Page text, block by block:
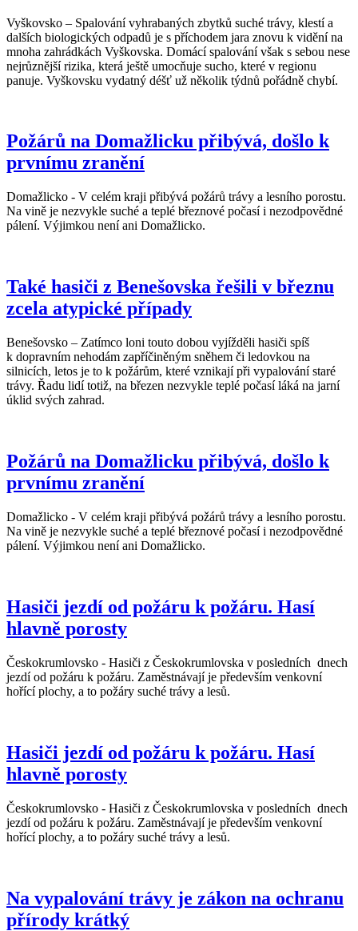
Vyškovsko – Spalování vyhrabaných zbytků suché trávy, klestí a
dalších biologických odpadů je s příchodem jara znovu k vidění na
mnoha zahrádkách Vyškovska. Domácí spalování však s sebou nese
nejrůznější rizika, která ještě umocňuje sucho, které v regionu
panuje. Vyškovsku vydatný déšť už několik týdnů pořádně chybí.
Požárů na Domažlicku přibývá, došlo k
prvnímu zranění
Domažlicko - V celém kraji přibývá požárů trávy a lesního porostu.
Na vině je nezvykle suché a teplé březnové počasí i nezodpovědné
pálení. Výjimkou není ani Domažlicko.
Také hasiči z Benešovska řešili v březnu
zcela atypické případy
Benešovsko – Zatímco loni touto dobou vyjížděli hasiči spíš
k dopravním nehodám zapříčiněným sněhem či ledovkou na
silnicích, letos je to k požárům, které vznikají při vypalování staré
trávy. Řadu lidí totiž, na březen nezvykle teplé počasí láká na jarní
úklid svých zahrad.
Požárů na Domažlicku přibývá, došlo k
prvnímu zranění
Domažlicko - V celém kraji přibývá požárů trávy a lesního porostu.
Na vině je nezvykle suché a teplé březnové počasí i nezodpovědné
pálení. Výjimkou není ani Domažlicko.
Hasiči jezdí od požáru k požáru. Hasí
hlavně porosty
Českokrumlovsko - Hasiči z Českokrumlovska v posledních dnech
jezdí od požáru k požáru. Zaměstnávají je především venkovní
hořící plochy, a to požáry suché trávy a lesů.
Hasiči jezdí od požáru k požáru. Hasí
hlavně porosty
Českokrumlovsko - Hasiči z Českokrumlovska v posledních dnech
jezdí od požáru k požáru. Zaměstnávají je především venkovní
hořící plochy, a to požáry suché trávy a lesů.
Na vypalování trávy je zákon na ochranu
přírody krátký